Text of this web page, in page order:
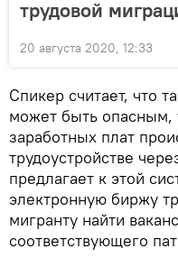
трудовой
20 августа 2020, 12:33
Спикер считает, что
может быть опасным,
заработных плат
трудоустройстве
предлагает к этой
электронную биржу
мигранту найти
соответствующего